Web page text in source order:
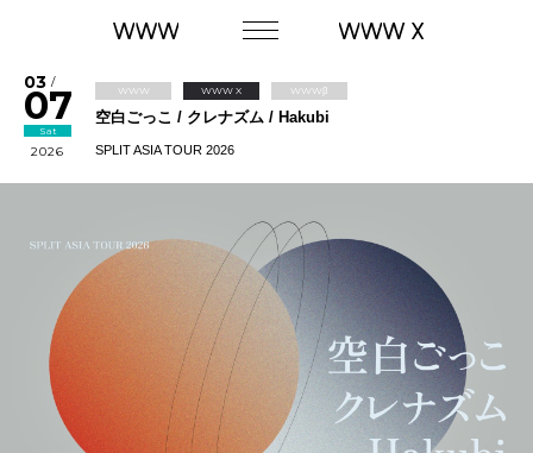
03 /
07
Sat
2026
WWW WWW X WWWβ
空⽩ごっこ / クレナズム / Hakubi
SPLIT ASIA TOUR 2026